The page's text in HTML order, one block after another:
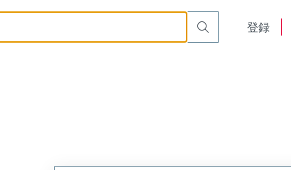
登録
Vertical/Right Angle Board or Cable Mount Receptacle